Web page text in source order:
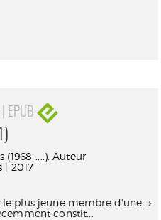
EPUB
....). Auteur
| 2017
plus jeune membre d'une
constit...